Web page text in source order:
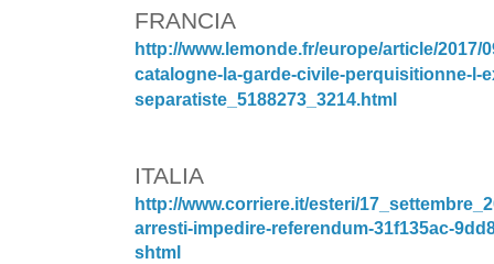
FRANCIA
http://www.lemonde.fr/europe/article/2017/
catalogne-la-garde-civile-perquisitionne-l-
separatiste_5188273_3214.html
ITALIA
http://www.corriere.it/esteri/
arresti-impedire-referendum-31f135ac-
shtml